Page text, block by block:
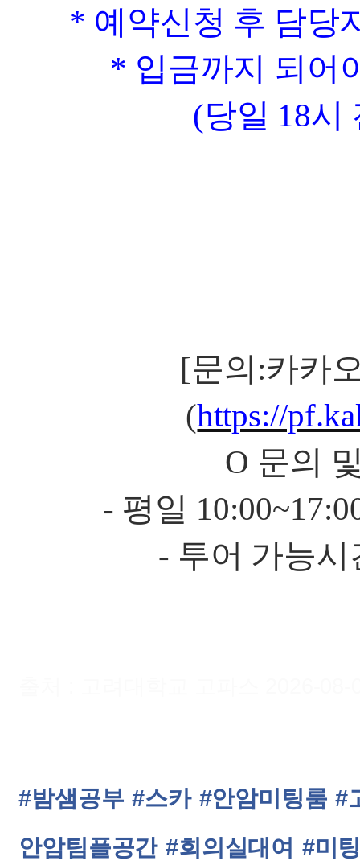
* 예약신청 후 담당
* 입금까지 되어
(당일 18시
[문의 :카카
(https://
O 문의
- 평일
- 투어 가능시
#밤샘공부 #스카 #안암미팅룸 #
안암팀플공간 #회의실대여 #미